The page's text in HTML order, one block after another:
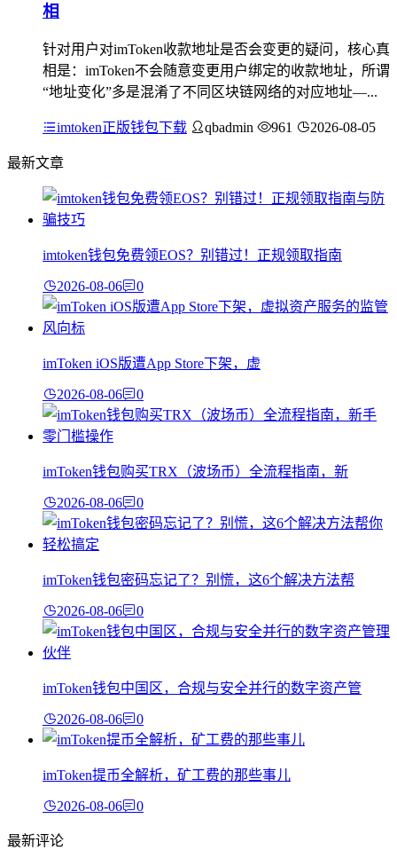
相
针对用户对imToken收款地址是否会变更的疑问，核心真
相是：imToken不会随意变更用户绑定的收款地址，所谓
“地址变化”多是混淆了不同区块链网络的对应地址—...
imtoken正版钱包下载 qbadmin 961 2026-08-05
最新文章
imtoken钱包免费领EOS？别错过！正规领取指南
2026-08-06 0
imToken iOS版遭App Store下架，虚
2026-08-06 0
imToken钱包购买TRX（波场币）全流程指南，新
2026-08-06 0
imToken钱包密码忘记了？别慌，这6个解决方法帮
2026-08-06 0
imToken钱包中国区，合规与安全并行的数字资产管
2026-08-06 0
imToken提币全解析，矿工费的那些事儿
2026-08-06 0
最新评论